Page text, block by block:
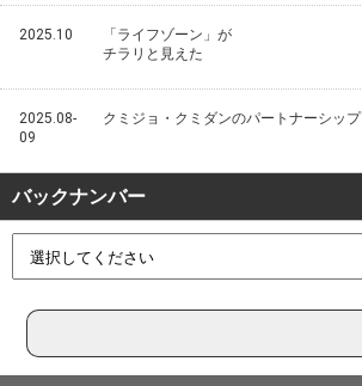
2025.10
「ライフゾーン」が
チラリと見えた
2025.08-
09
クミジョ・クミダンのパートナーシップ
バックナンバー